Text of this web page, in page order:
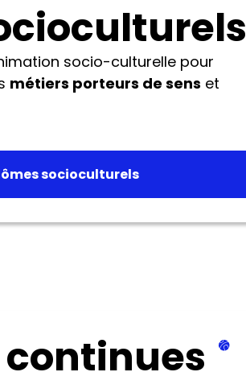
socio-culturelle pour
métiers porteurs de sens et
socioculturels